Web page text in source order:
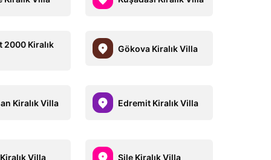
2000 Kiralık
Gökova Kiralık Villa
Kiralık Villa Edremit Kiralık Villa
Villa Şile Kiralık Villa